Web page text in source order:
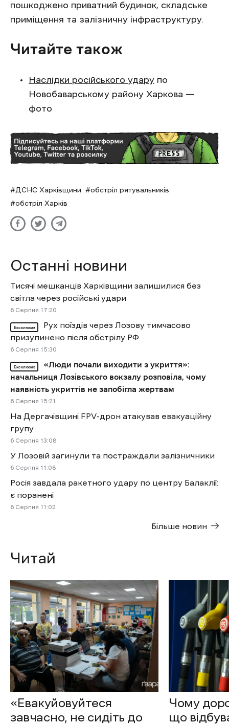
пошкоджено приватний будинок, складське
приміщення та залізничну інфраструктуру.
Читайте також
Наслідки російського удару по
Новобаварському району Харкова —
фото
ДСНС Харківщини
обстріл рятувальників
обстріл Харків
Останні новини
Тисячі мешканців Харківщини залишилися без
світла через російські удари
6 Cерпня 17:20
Ексклюзив
Рух поїздів через Лозову тимчасово
призупинено після обстрілу РФ
6 Cерпня 15:30
Ексклюзив
«Люди почали виходити з укриття»:
начальниця Лозівського вокзалу розповіла, чому
наявність укриттів не запобігла жертвам
6 Cерпня 15:21
На Дергачівщині FPV-дрон атакував евакуаційну
групу
6 Cерпня 13:08
У Лозовій загинули та постраждали залізничники
6 Cерпня 11:08
Росія завдала ракетного удару по центру Балаклії:
є поранені
6 Cерпня 11:02
Більше новин
Читай
«Евакуйовуйтеся
завчасно, не сидіть до
Чому
що